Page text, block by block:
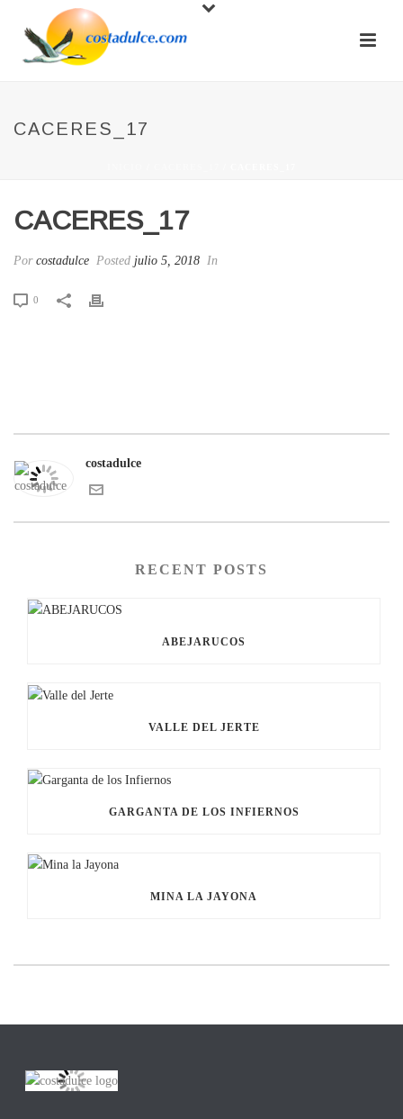
CACERES_17
CACERES_17
Por costadulce Posted julio 5, 2018 In
0
costadulce
RECENT POSTS
ABEJARUCOS
VALLE DEL JERTE
GARGANTA DE LOS INFIERNOS
MINA LA JAYONA